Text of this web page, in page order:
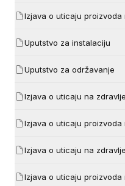
Izjava o uticaju proizvoda
Uputstvo za instalaciju
Uputstvo za održavanje
Izjava o uticaju na
Izjava o uticaju proizvoda
Izjava o uticaju na
Izjava o uticaju proizvoda